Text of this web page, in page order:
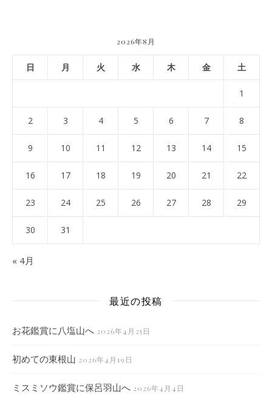
2026年8月
日 月 火 水 木 金 土
1
2 3 4 5 6 7 8
9 10 11 12 13 14 15
16 17 18 19 20 21 22
23 24 25 26 27 28 29
30 31
« 4月
最近の投稿
お花鑑賞に八塩山へ 2026年4月25日
初めての東根山 2026年4月19日
ミスミソウ鑑賞に保呂羽山へ 2026年4月4日